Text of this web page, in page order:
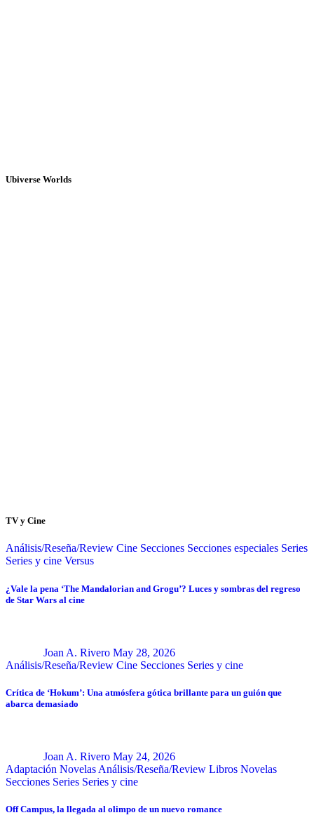
Ubiverse Worlds
TV y Cine
Análisis/Reseña/Review Cine Secciones Secciones especiales Series
Series y cine Versus
¿Vale la pena ‘The Mandalorian and Grogu’? Luces y sombras del regreso
de Star Wars al cine
Joan A. Rivero May 28, 2026
Análisis/Reseña/Review Cine Secciones Series y cine
Crítica de ‘Hokum’: Una atmósfera gótica brillante para un guión que
abarca demasiado
Joan A. Rivero May 24, 2026
Adaptación Novelas Análisis/Reseña/Review Libros Novelas
Secciones Series Series y cine
Off Campus, la llegada al olimpo de un nuevo romance